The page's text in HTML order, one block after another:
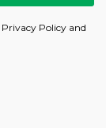
Privacy Policy and